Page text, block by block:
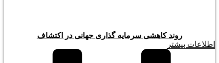
روند کاهشی سرمایه گذاری جهانی در اکتشاف
اطلاعات بیشتر